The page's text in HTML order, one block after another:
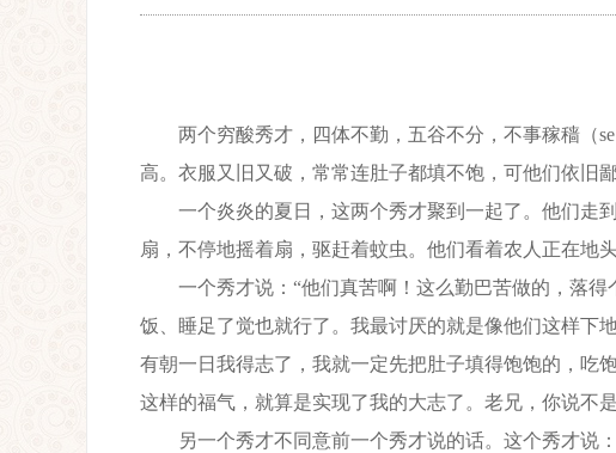
两个穷酸秀才，四体不勤，五谷不分，不事稼穑（
高。衣服又旧又破，常常连肚子都填不饱，可他们依旧鄙
一个炎炎的夏日，这两个秀才聚到一起了。他们走
扇，不停地摇着扇，驱赶着蚊虫。他们看着农人正在地
一个秀才说：“他们真苦啊！这么勤巴苦做的，落得
饭、睡足了觉也就行了。我最讨厌的就是像他们这样下
有朝一日我得志了，我就一定先把肚子填得饱饱的，吃
这样的福气，就算是实现了我的大志了。老兄，你说不
另一个秀才不同意前一个秀才说的话。这个秀才说